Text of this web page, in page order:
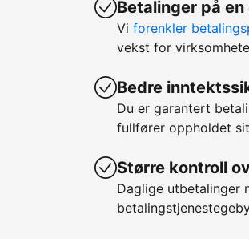
Betalinger på
Vi forenkler
vekst for
Bedre
Du er garantert
fullfører oppholdet
Større kontroll
Daglige utbetalinger